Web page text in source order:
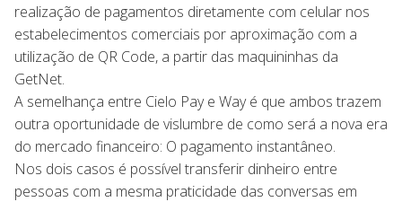
realização de pagamentos diretamente com celular nos
estabelecimentos comerciais por aproximação com a
utilização de QR Code, a partir das maquininhas da
GetNet.
A semelhança entre Cielo Pay e Way é que ambos trazem
outra oportunidade de vislumbre de como será a nova era
do mercado financeiro: O pagamento instantâneo.
Nos dois casos é possível transferir dinheiro entre
pessoas com a mesma praticidade das conversas em